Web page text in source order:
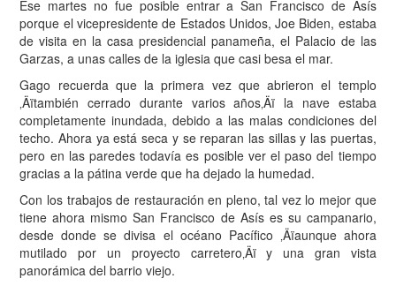
Ese martes no fue posible entrar a San Francisco de Asís
porque el vicepresidente de Estados Unidos, Joe Biden, estaba
de visita en la casa presidencial panameña, el Palacio de las
Garzas, a unas calles de la iglesia que casi besa el mar.
Gago recuerda que la primera vez que abrieron el templo
‚Äïtambién cerrado durante varios años‚Äï la nave estaba
completamente inundada, debido a las malas condiciones del
techo. Ahora ya está seca y se reparan las sillas y las puertas,
pero en las paredes todavía es posible ver el paso del tiempo
gracias a la pátina verde que ha dejado la humedad.
Con los trabajos de restauración en pleno, tal vez lo mejor que
tiene ahora mismo San Francisco de Asís es su campanario,
desde donde se divisa el océano Pacífico ‚Äïaunque ahora
mutilado por un proyecto carretero‚Äï y una gran vista
panorámica del barrio viejo.